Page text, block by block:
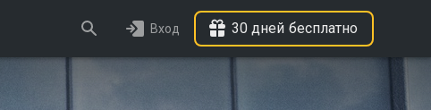
Вход 30 дней бесплатно